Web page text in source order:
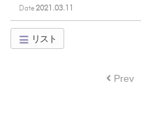
Date2021.03.11
リスト
Prev